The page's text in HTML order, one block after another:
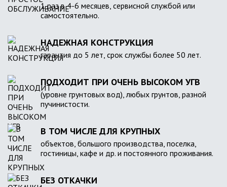
1 раз в 4-6 месяцев, сервисной службой или
самостоятельно.
НАДЕЖНАЯ КОНСТРУКЦИЯ
гарантия до 5 лет, срок службы более 50 лет.
ПОДХОДИТ ПРИ ОЧЕНЬ ВЫСОКОМ УГВ
(уровне грунтовых вод), любых грунтов, разной
пучинистости.
В ТОМ ЧИСЛЕ ДЛЯ КРУПНЫХ
объектов, большого производства, поселка,
гостиницы, кафе и др. и постоянного проживания.
БЕЗ ОТКАЧКИ